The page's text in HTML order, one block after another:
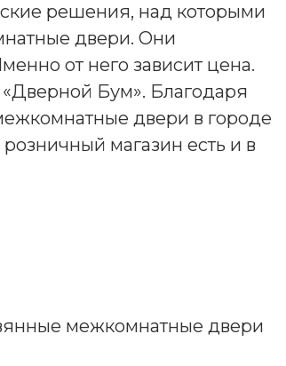
решения, над которыми
двери. Они
от него зависит цена.
Бум». Благодаря
двери в городе
магазин есть и в